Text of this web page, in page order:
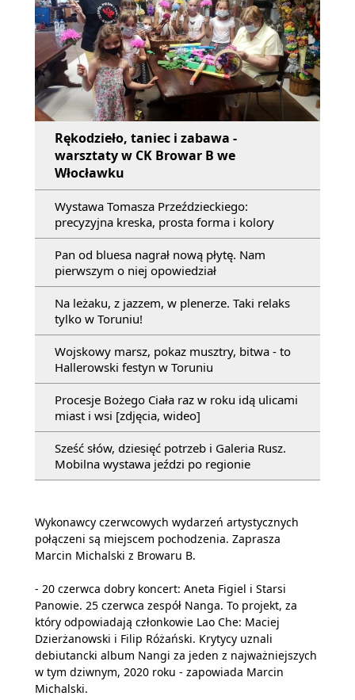
Rękodzieło, taniec i zabawa -
warsztaty w CK Browar B we
Włocławku
Wystawa Tomasza Przeździeckiego:
precyzyjna kreska, prosta forma i kolory
Pan od bluesa nagrał nową płytę. Nam
pierwszym o niej opowiedział
Na leżaku, z jazzem, w plenerze. Taki relaks
tylko w Toruniu!
Wojskowy marsz, pokaz musztry, bitwa - to
Hallerowski festyn w Toruniu
Procesje Bożego Ciała raz w roku idą ulicami
miast i wsi [zdjęcia, wideo]
Sześć słów, dziesięć potrzeb i Galeria Rusz.
Mobilna wystawa jeździ po regionie
Wykonawcy czerwcowych wydarzeń artystycznych
połączeni są miejscem pochodzenia. Zaprasza
Marcin Michalski z Browaru B.
- 20 czerwca dobry koncert: Aneta Figiel i Starsi
Panowie. 25 czerwca zespół Nanga. To projekt, za
który odpowiadają członkowie Lao Che: Maciej
Dzierżanowski i Filip Różański. Krytycy uznali
debiutancki album Nangi za jeden z najważniejszych
w tym dziwnym, 2020 roku - zapowiada Marcin
Michalski.